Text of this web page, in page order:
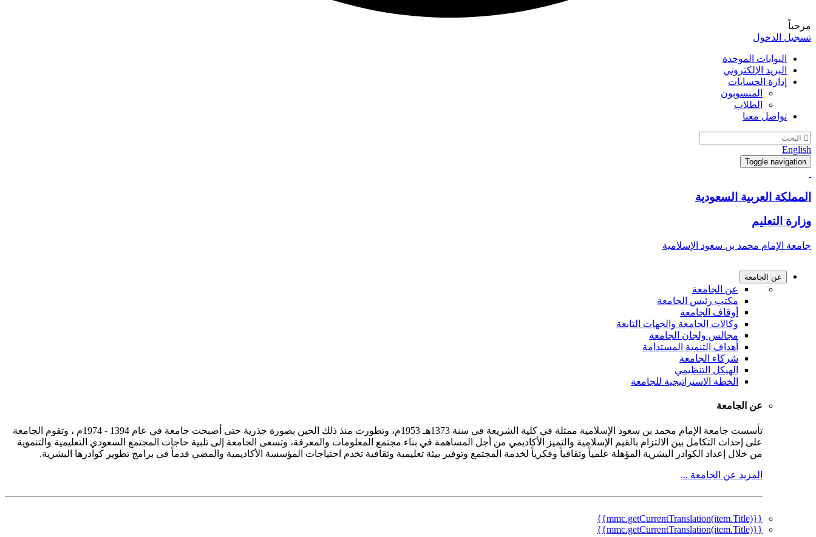
مرحباً
تسجيل الدخول
البوابات الموحدة
البريد الإلكتروني
إدارة الحسابات
المنسوبون
الطلاب
تواصل معنا
English
Toggle navigation
المملكة العربية السعودية
وزارة التعليم
جامعة الإمام محمد بن سعود الإسلامية
عن الجامعة
عن الجامعة
مكتب رئيس الجامعة
أوقاف الجامعة
وكالات الجامعة والجهات التابعة
مجالس ولجان الجامعة
أهداف التنمية المستدامة
شركاء الجامعة
الهيكل التنظيمي
الخطة الاستراتيجية للجامعة
عن الجامعة
تأسست جامعة الإمام محمد بن سعود الإسلامية ممثلة في كلية الشريعة في سنة 1373هـ 1953م، وتطورت منذ ذلك الحين بصورة جذرية حتى أصبحت جامعة في عام 1394 - 1974م ، وتقوم الجامعة
على إحداث التكامل بين الالتزام بالقيم الإسلامية والتميز الأكاديمي من أجل المساهمة في بناء مجتمع المعلومات والمعرفة، وتسعى الجامعة إلى تلبية حاجات المجتمع السعودي التعليمية والتنموية
من خلال إعداد الكوادر البشرية المؤهلة علمياً وثقافياً وفكرياً لخدمة المجتمع وتوفير بيئة تعليمية وثقافية تخدم احتياجات المؤسسة الأكاديمية والمضي قدماً في برامج تطوير كوادرها البشرية.
المزيد عن الجامعة ...
{{mmc.getCurrentTranslation(item.Title)}}
{{mmc.getCurrentTranslation(item.Title)}}